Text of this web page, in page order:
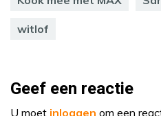
witlof
Geef een reactie
U moet inloggen om een